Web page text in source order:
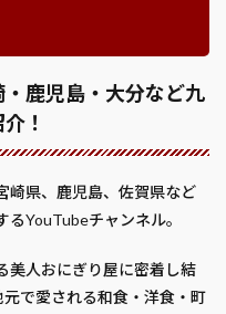
鹿児島・大分など九
！
崎県、鹿児島、佐賀県など
YouTubeチャンネル。
美人おにぎり屋に密着し結
で愛される和食・洋食・町